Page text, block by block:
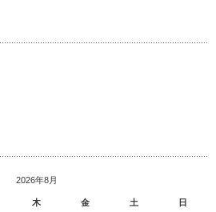
2026年8月
木 金 土 日